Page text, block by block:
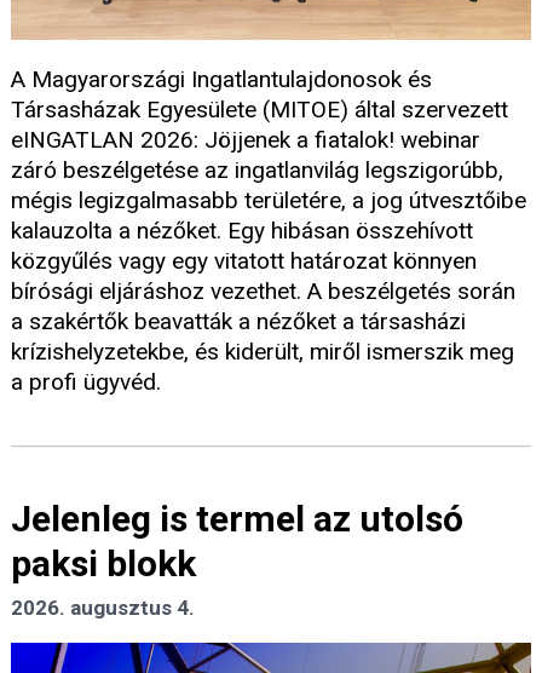
A Magyarországi Ingatlantulajdonosok és
Társasházak Egyesülete (MITOE) által szervezett
eINGATLAN 2026: Jöjjenek a fiatalok! webinar
záró beszélgetése az ingatlanvilág legszigorúbb,
mégis legizgalmasabb területére, a jog útvesztőibe
kalauzolta a nézőket. Egy hibásan összehívott
közgyűlés vagy egy vitatott határozat könnyen
bírósági eljáráshoz vezethet. A beszélgetés során
a szakértők beavatták a nézőket a társasházi
krízishelyzetekbe, és kiderült, miről ismerszik meg
a profi ügyvéd.
Jelenleg is termel az utolsó
paksi blokk
2026. augusztus 4.